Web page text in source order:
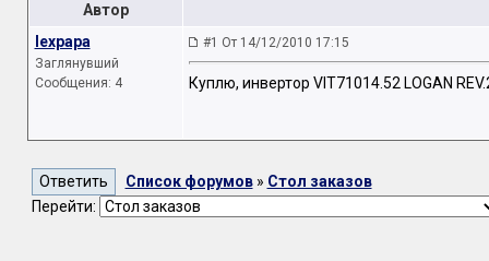
Автор
lexpapa
Заглянувший
Сообщения: 4
#1 От 14/12/2010 17:15
Куплю, инвертор VIT71014.52 LOGAN
Список форумов» Стол заказов
Перейти: